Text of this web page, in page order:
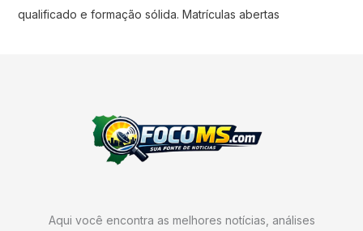
qualificado e formação sólida. Matrículas abertas
Aqui você encontra as melhores notícias, análises